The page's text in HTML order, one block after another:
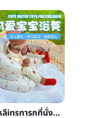
จุดเกาหลีinsทารกที่นั่งอัดลมแบบพกพาเล็กโซฟาทารกต่อต้านตกที่นั่ง6เดือนเรียนนั่งอาบน้ำม้านั่ง